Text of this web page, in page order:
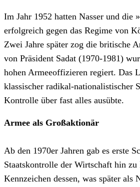
Im Jahr 1952 hatten Nasser und die
erfolgreich gegen das Regime von
Zwei Jahre später zog die britische
von Präsident Sadat (1970-1981)
hohen Armeeoffizieren regiert. Das
klassischer radikal-nationalistischer
Kontrolle über fast alles ausübte.
Armee als Großaktionär
Ab den 1970er Jahren gab es erste
Staatskontrolle der Wirtschaft hin zu
Kennzeichen dessen, was später als